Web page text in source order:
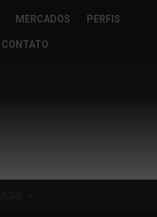
MERCADOS PERFIS
CONTATO